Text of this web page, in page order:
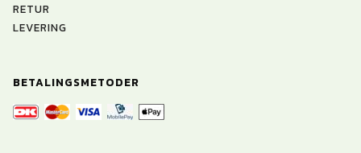
RETUR
LEVERING
BETALINGSMETODER